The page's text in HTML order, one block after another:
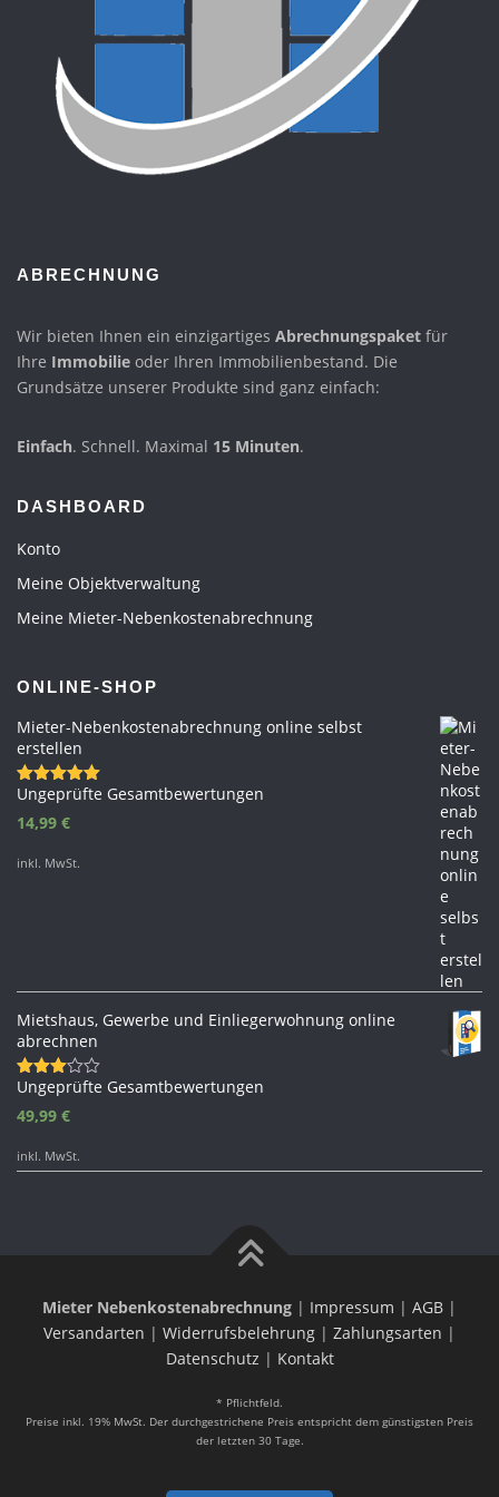
ABRECHNUNG
Wir bieten Ihnen ein einzigartiges Abrechnungspaket für
Ihre Immobilie oder Ihren Immobilienbestand. Die
Grundsätze unserer Produkte sind ganz einfach:
Einfach. Schnell. Maximal 15 Minuten.
DASHBOARD
Konto
Meine Objektverwaltung
Meine Mieter-Nebenkostenabrechnung
ONLINE-SHOP
Mieter-Nebenkostenabrechnung online selbst
erstellen
Bewertet
von 5
Ungeprüfte Gesamtbewertungen
14,99 €
inkl. MwSt.
Mietshaus, Gewerbe und Einliegerwohnung online
abrechnen
Bewertet
3.33
Ungeprüfte Gesamtbewertungen
49,99 €
inkl. MwSt.
Mieter Nebenkostenabrechnung | Impressum | AGB |
Versandarten | Widerrufsbelehrung | Zahlungsarten |
Datenschutz | Kontakt
* Pflichtfeld.
Preise inkl. 19% MwSt. Der durchgestrichene Preis entspricht dem günstigsten Preis
der letzten 30 Tage.